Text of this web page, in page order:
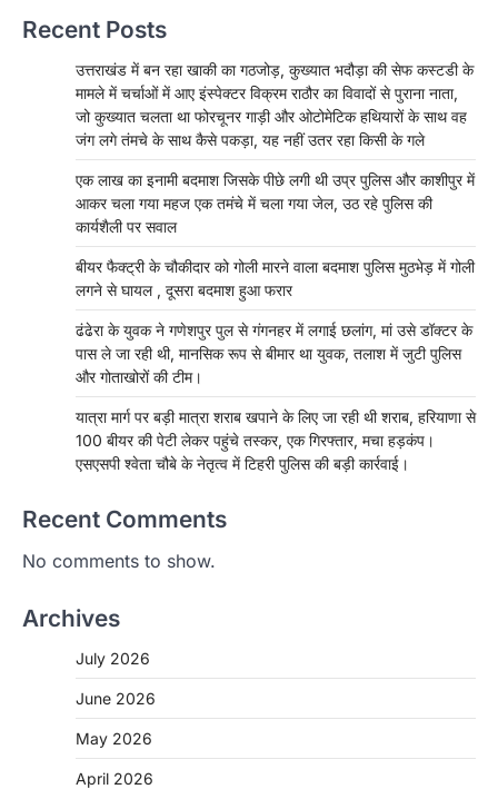
Recent Posts
उत्तराखंड में बन रहा खाकी का गठजोड़, कुख्यात भदौड़ा की सेफ कस्टडी के
मामले में चर्चाओं में आए इंस्पेक्टर विक्रम राठौर का विवादों से पुराना नाता,
जो कुख्यात चलता था फोरचूनर गाड़ी और ओटोमेटिक हथियारों के साथ वह
जंग लगे तंमचे के साथ कैसे पकड़ा, यह नहीं उतर रहा किसी के गले
एक लाख का इनामी बदमाश जिसके पीछे लगी थी उप्र पुलिस और काशीपुर में
आकर चला गया महज एक तमंचे में चला गया जेल, उठ रहे पुलिस की
कार्यशैली पर सवाल
बीयर फैक्ट्री के चौकीदार को गोली मारने वाला बदमाश पुलिस मुठभेड़ में गोली
लगने से घायल , दूसरा बदमाश हुआ फरार
ढंढेरा के युवक ने गणेशपुर पुल से गंगनहर में लगाई छलांग, मां उसे डॉक्टर के
पास ले जा रही थी, मानसिक रूप से बीमार था युवक, तलाश में जुटी पुलिस
और गोताखोरों की टीम।
यात्रा मार्ग पर बड़ी मात्रा शराब खपाने के लिए जा रही थी शराब, हरियाणा से
100 बीयर की पेटी लेकर पहुंचे तस्कर, एक गिरफ्तार, मचा हड़कंप।
एसएसपी श्वेता चौबे के नेतृत्व में टिहरी पुलिस की बड़ी कार्रवाई।
Recent Comments
No comments to show.
Archives
July 2026
June 2026
May 2026
April 2026